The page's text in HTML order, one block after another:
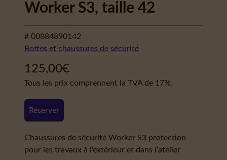
Worker S3, taille 42
# 00884890142
Bottes et chaussures de sécurité
125,00€
Tous les prix comprennent la TVA de 17%.
Réserver
Chaussures de sécurité Worker S3 protection
pour les travaux à l’extérieur et dans l’atelier